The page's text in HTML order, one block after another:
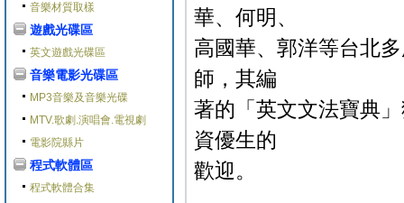
音樂材質取樣
遊戲光碟區
英文遊戲光碟區
音樂電影光碟區
MP3音樂及音樂光碟
MTV.歌劇.演唱會.電視劇
電影院縣片
程式軟體區
程式軟體合集
華、何明、
高國華、郭洋等台北
師，其編
著的「英文文法寶典
資優生的
歡迎。